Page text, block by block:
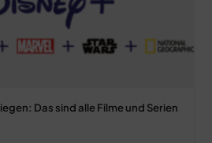
Das sind alle Filme und Serien